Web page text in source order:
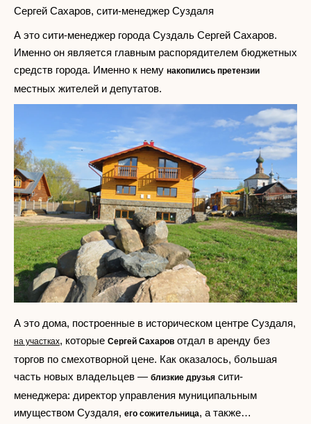
Сергей Сахаров, сити-менеджер Суздаля
А это сити-менеджер города Суздаль Сергей Сахаров.
Именно он является главным распорядителем бюджетных
средств города. Именно к нему накопились претензии
местных жителей и депутатов.
А это дома, построенные в историческом центре Суздаля,
на участках, которые Сергей Сахаров отдал в аренду без
торгов по смехотворной цене. Как оказалось, большая
часть новых владельцев — близкие друзья сити-
менеджера: директор управления муниципальным
имуществом Суздаля, его сожительница, а также…